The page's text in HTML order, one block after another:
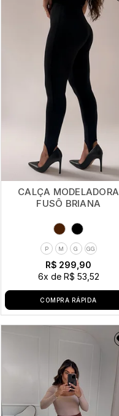
CALÇA MODELADORA
FUSÔ BRIANA
P M G GG
R$ 299,90
6x de R$ 53,52
COMPRA RÁPIDA